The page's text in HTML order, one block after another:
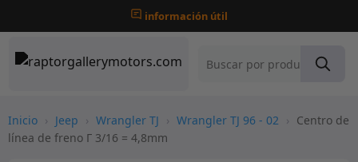
información útil
Inicio › Jeep › Wrangler TJ › Wrangler TJ 96 - 02 › Centro de
línea de freno Г 3/16 = 4,8mm